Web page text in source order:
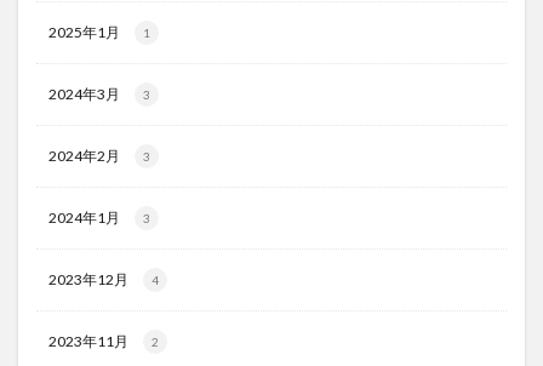
2025年1月 1
2024年3月 3
2024年2月 3
2024年1月 3
2023年12月 4
2023年11月 2